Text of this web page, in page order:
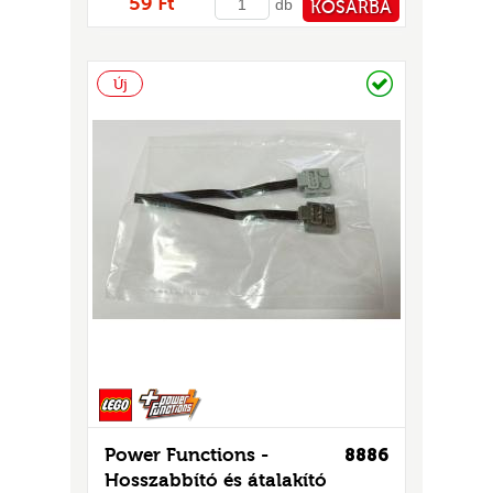
db KOSÁRBA
Új
8886
Power Functions -
Hosszabbító és átalakító